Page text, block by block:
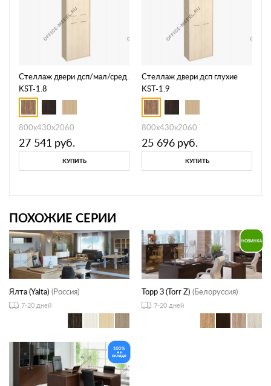
Стеллаж двери дсп/мал/сред.
KST-1.8
800х430х2060
27 541 руб.
КУПИТЬ
Стеллаж двери дсп глухие
KST-1.9
800х430х2060
25 696 руб.
КУПИТЬ
ПОХОЖИЕ СЕРИИ
Ялта (Yalta) (Россия)
7-20 дней
Торр З (Torr Z) (Белоруссия)
7-20 дней